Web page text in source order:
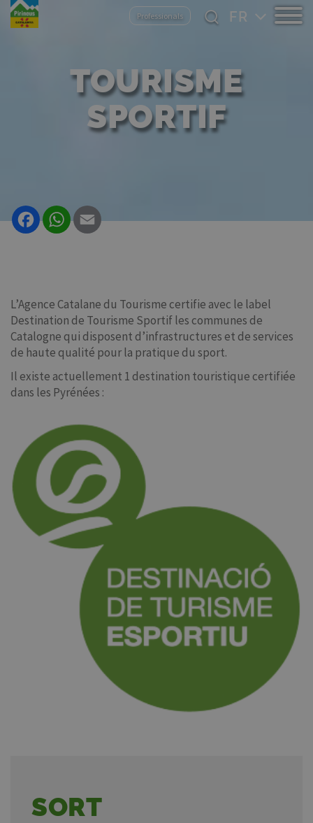
Aller
Professionals
Select
your
TOURISME
SPORTIF
FacebookWhatsApp
L’Agence Catalane du Tourisme certifie avec le label
Destination de Tourisme Sportif les communes de
Catalogne qui disposent d’infrastructures et de services
de haute qualité pour la pratique du sport.
Il existe actuellement 1 destination touristique certifiée
dans les Pyrénées :
SORT